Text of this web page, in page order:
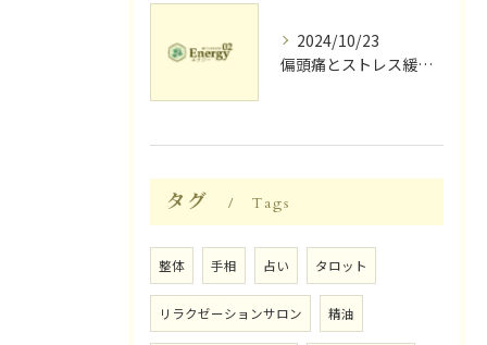
2024/10/23
偏頭痛とストレス緩和に効果的なリラクゼーション法
タグ Tags
整体 手相 占い タロット
リラクゼーションサロン 精油